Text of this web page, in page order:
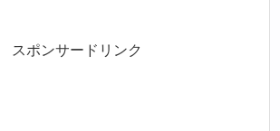
スポンサードリンク